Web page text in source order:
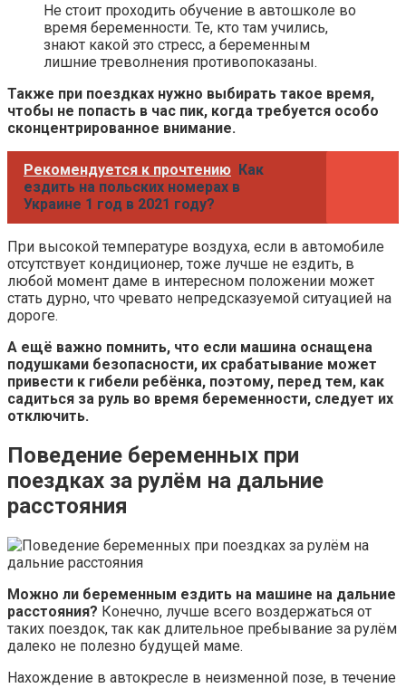
Не стоит проходить обучение в автошколе во
время беременности. Те, кто там учились,
знают какой это стресс, а беременным
лишние треволнения противопоказаны.
Также при поездках нужно выбирать такое время,
чтобы не попасть в час пик, когда требуется особо
сконцентрированное внимание.
Рекомендуется к прочтению Как
ездить на польских номерах в
Украине 1 год в 2021 году?
При высокой температуре воздуха, если в автомобиле
отсутствует кондиционер, тоже лучше не ездить, в
любой момент даме в интересном положении может
стать дурно, что чревато непредсказуемой ситуацией на
дороге.
А ещё важно помнить, что если машина оснащена
подушками безопасности, их срабатывание может
привести к гибели ребёнка, поэтому, перед тем, как
садиться за руль во время беременности, следует их
отключить.
Поведение беременных при
поездках за рулём на дальние
расстояния
Можно ли беременным ездить на машине на дальние
расстояния? Конечно, лучше всего воздержаться от
таких поездок, так как длительное пребывание за рулём
далеко не полезно будущей маме.
Нахождение в автокресле в неизменной позе, в течение